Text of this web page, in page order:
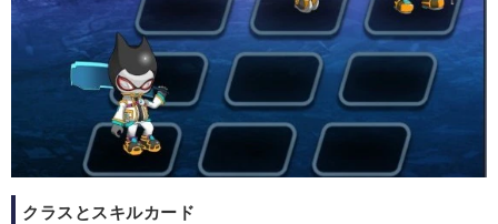
クラスとスキルカード